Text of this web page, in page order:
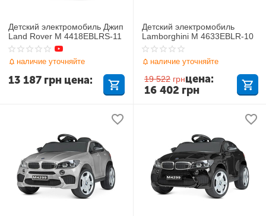
Детский электромобиль Джип
Land Rover M 4418EBLRS-11
наличие уточняйте
13 187 грн цена:
Детский электромобиль
Lamborghini M 4633EBLR-10
наличие уточняйте
19 522 грн
16 402 грн
цена: